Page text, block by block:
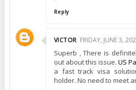
Reply
VICTOR FRIDAY, JUNE 3,
Superb , There is
out about this issue. US
a fast track visa
holder. No need to meet